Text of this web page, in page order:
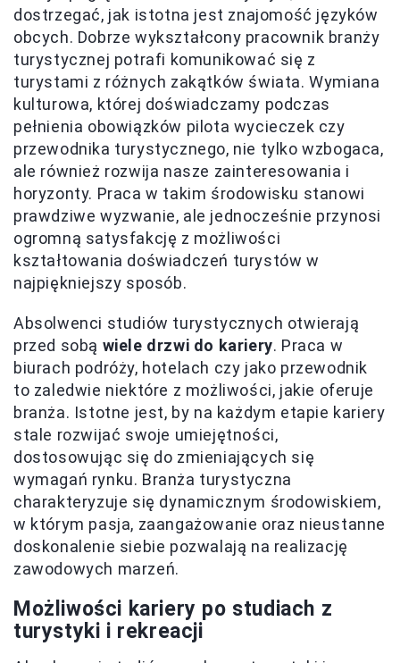
dostrzegać, jak istotna jest znajomość języków
obcych. Dobrze wykształcony pracownik branży
turystycznej potrafi komunikować się z
turystami z różnych zakątków świata. Wymiana
kulturowa, której doświadczamy podczas
pełnienia obowiązków pilota wycieczek czy
przewodnika turystycznego, nie tylko wzbogaca,
ale również rozwija nasze zainteresowania i
horyzonty. Praca w takim środowisku stanowi
prawdziwe wyzwanie, ale jednocześnie przynosi
ogromną satysfakcję z możliwości
kształtowania doświadczeń turystów w
najpiękniejszy sposób.
Absolwenci studiów turystycznych otwierają
przed sobą wiele drzwi do kariery. Praca w
biurach podróży, hotelach czy jako przewodnik
to zaledwie niektóre z możliwości, jakie oferuje
branża. Istotne jest, by na każdym etapie kariery
stale rozwijać swoje umiejętności,
dostosowując się do zmieniających się
wymagań rynku. Branża turystyczna
charakteryzuje się dynamicznym środowiskiem,
w którym pasja, zaangażowanie oraz nieustanne
doskonalenie siebie pozwalają na realizację
zawodowych marzeń.
Możliwości kariery po studiach z
turystyki i rekreacji